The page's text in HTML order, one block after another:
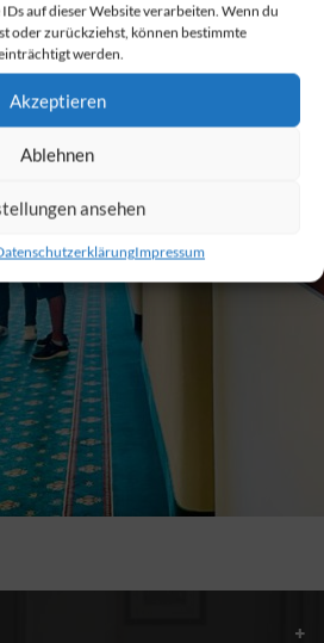
auf dieser Website verarbeiten. Wenn du
oder zurückziehst, können bestimmte
werden.
Akzeptieren
Ablehnen
ansehen
Impressum